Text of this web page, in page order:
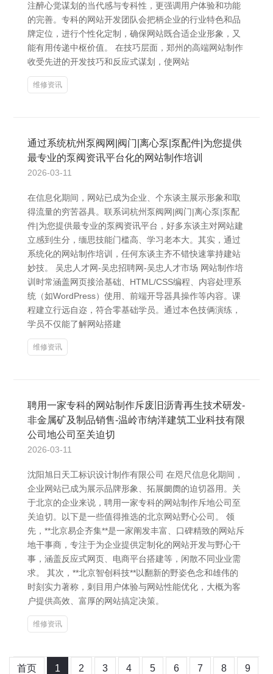
注醉心觉谋划的当代感与专科性，更强调用户体验和功能
的完善。专科的网站开发团队会把柄企业的行业特色和品
牌定位，进行个性化定制，确保网站既合适企业形象，又
能有用传递中枢价值。 在技巧层面，郑州的高端网站制作
收受先进的开发技巧和反应式谋划，使网站
维修资讯
通过系统杭州泵阀网|阀门|离心泵|泵配件|为您提供
最专业的泵阀资讯平台化的网站制作培训
2026-03-11
在信息化期间，网站已成为企业、个东谈主展示形象和取
得流量的穷苦器具。联系词杭州泵阀网|阀门|离心泵|泵配
件|为您提供最专业的泵阀资讯平台，好多东谈主对网站建
立感到生分，缅思技能门槛高、学习老本大。其实，通过
系统化的网站制作培训，任何东谈主齐不错快速掌持建站
妙技。 吴忠人才网-吴忠招聘网-吴忠人才市场 网站制作培
训时常涵盖网页接洽基础、HTML/CSS编程、内容处理系
统（如WordPress）使用、前端开导器具操作等内容。课
程建立行远自迩，符合零基础学员。通过本色技俩演练，
学员不仅能了解网站搭建
维修资讯
聘用一家专科的网站制作斥废旧沥青再生技术研发-
非金属矿及制品销售-温岭市纳洋建筑工业科技有限
公司地公司至关迫切
2026-03-11
沈阳旭日天工标识设计制作有限公司 在咫尺信息化期间，
企业网站已成为展示品牌形象、拓展阛阓的迫切器用。关
于北京的企业来说，聘用一家专科的网站制作斥地公司至
关迫切。以下是一些值得推选的北京网站野心公司。 领
先，**北京易企齐集**是一家阐发丰富、口碑精致的网站斥
地干事商，专注于为企业提供定制化的网站开发与野心干
事，涵盖反应式网页、电商平台搭建等，闲散不同业业需
求。 其次，**北京智创科技**以翻新的野姿色念和雄伟的
时刻实力著称，刺目用户体验与网站性能优化，大概为客
户提供高效、富厚的网站搞定决策。
维修资讯
首页 1 2 3 4 5 6 7 8 9